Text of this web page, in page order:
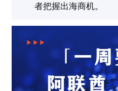
者把握出海商机。